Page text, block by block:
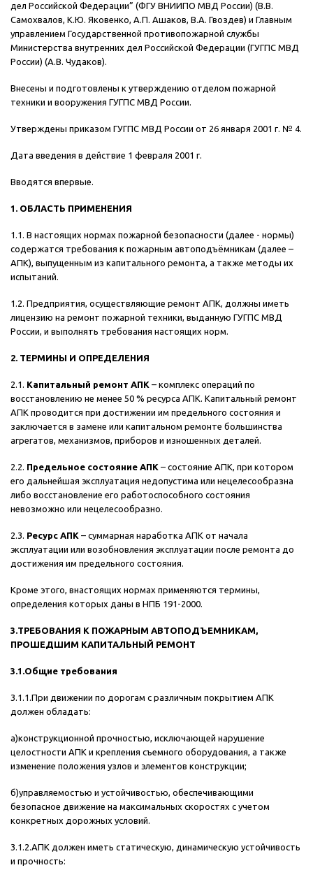
дел Российской Федерации” (ФГУ ВНИИПО МВД России) (В.В.
Самохвалов, К.Ю. Яковенко, А.П. Ашаков, В.А. Гвоздев) и Главным
управлением Государственной противопожарной службы
Министерства внутренних дел Российской Федерации (ГУГПС МВД
России) (А.В. Чудаков).
Внесены и подготовлены к утверждению отделом пожарной
техники и вооружения ГУГПС МВД России.
Утверждены приказом ГУГПС МВД России от 26 января 2001 г. № 4.
Дата введения в действие 1 февраля 2001 г.
Вводятся впервые.
1. ОБЛАСТЬ ПРИМЕНЕНИЯ
1.1. В настоящих нормах пожарной безопасности (далее - нормы)
содержатся требования к пожарным автоподъёмникам (далее –
АПК), выпущенным из капитального ремонта, а также методы их
испытаний.
1.2. Предприятия, осуществляющие ремонт АПК, должны иметь
лицензию на ремонт пожарной техники, выданную ГУГПС МВД
России, и выполнять требования настоящих норм.
2. ТЕРМИНЫ И ОПРЕДЕЛЕНИЯ
2.1. Капитальный ремонт АПК – комплекс операций по
восстановлению не менее 50 % ресурса АПК. Капитальный ремонт
АПК проводится при достижении им предельного состояния и
заключается в замене или капитальном ремонте большинства
агрегатов, механизмов, приборов и изношенных деталей.
2.2. Предельное состояние АПК – состояние АПК, при котором
его дальнейшая эксплуатация недопустима или нецелесообразна
либо восстановление его работоспособного состояния
невозможно или нецелесообразно.
2.3. Ресурс АПК – суммарная наработка АПК от начала
эксплуатации или возобновления эксплуатации после ремонта до
достижения им предельного состояния.
Кроме этого, внастоящих нормах применяются термины,
определения которых даны в НПБ 191-2000.
3.ТРЕБОВАНИЯ К ПОЖАРНЫМ АВТОПОДЪЕМНИКАМ,
ПРОШЕДШИМ КАПИТАЛЬНЫЙ РЕМОНТ
3.1.Общие требования
3.1.1.При движении по дорогам с различным покрытием АПК
должен обладать:
а)конструкционной прочностью, исключающей нарушение
целостности АПК и крепления съемного оборудования, а также
изменение положения узлов и элементов конструкции;
б)управляемостью и устойчивостью, обеспечивающими
безопасное движение на максимальных скоростях с учетом
конкретных дорожных условий.
3.1.2.АПК должен иметь статическую, динамическую устойчивость
и прочность: